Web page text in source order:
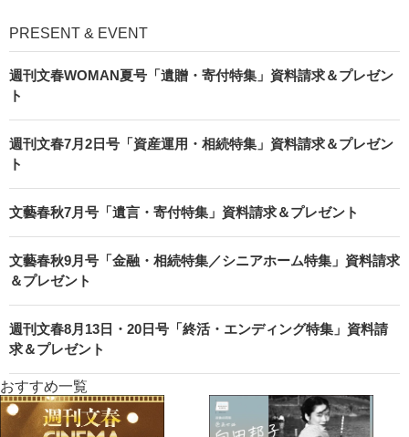
PRESENT & EVENT
週刊文春WOMAN夏号「遺贈・寄付特集」資料請求＆プレゼン
ト
週刊文春7月2日号「資産運用・相続特集」資料請求＆プレゼン
ト
文藝春秋7月号「遺言・寄付特集」資料請求＆プレゼント
文藝春秋9月号「金融・相続特集／シニアホーム特集」資料請求
＆プレゼント
週刊文春8月13日・20日号「終活・エンディング特集」資料請
求＆プレゼント
おすすめ一覧